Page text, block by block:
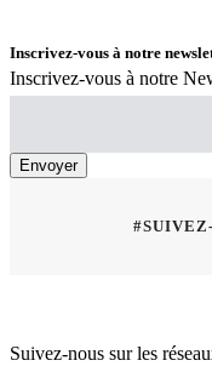
Inscrivez-vous à notre
Inscrivez-vous à notre
Suivez-nous sur les